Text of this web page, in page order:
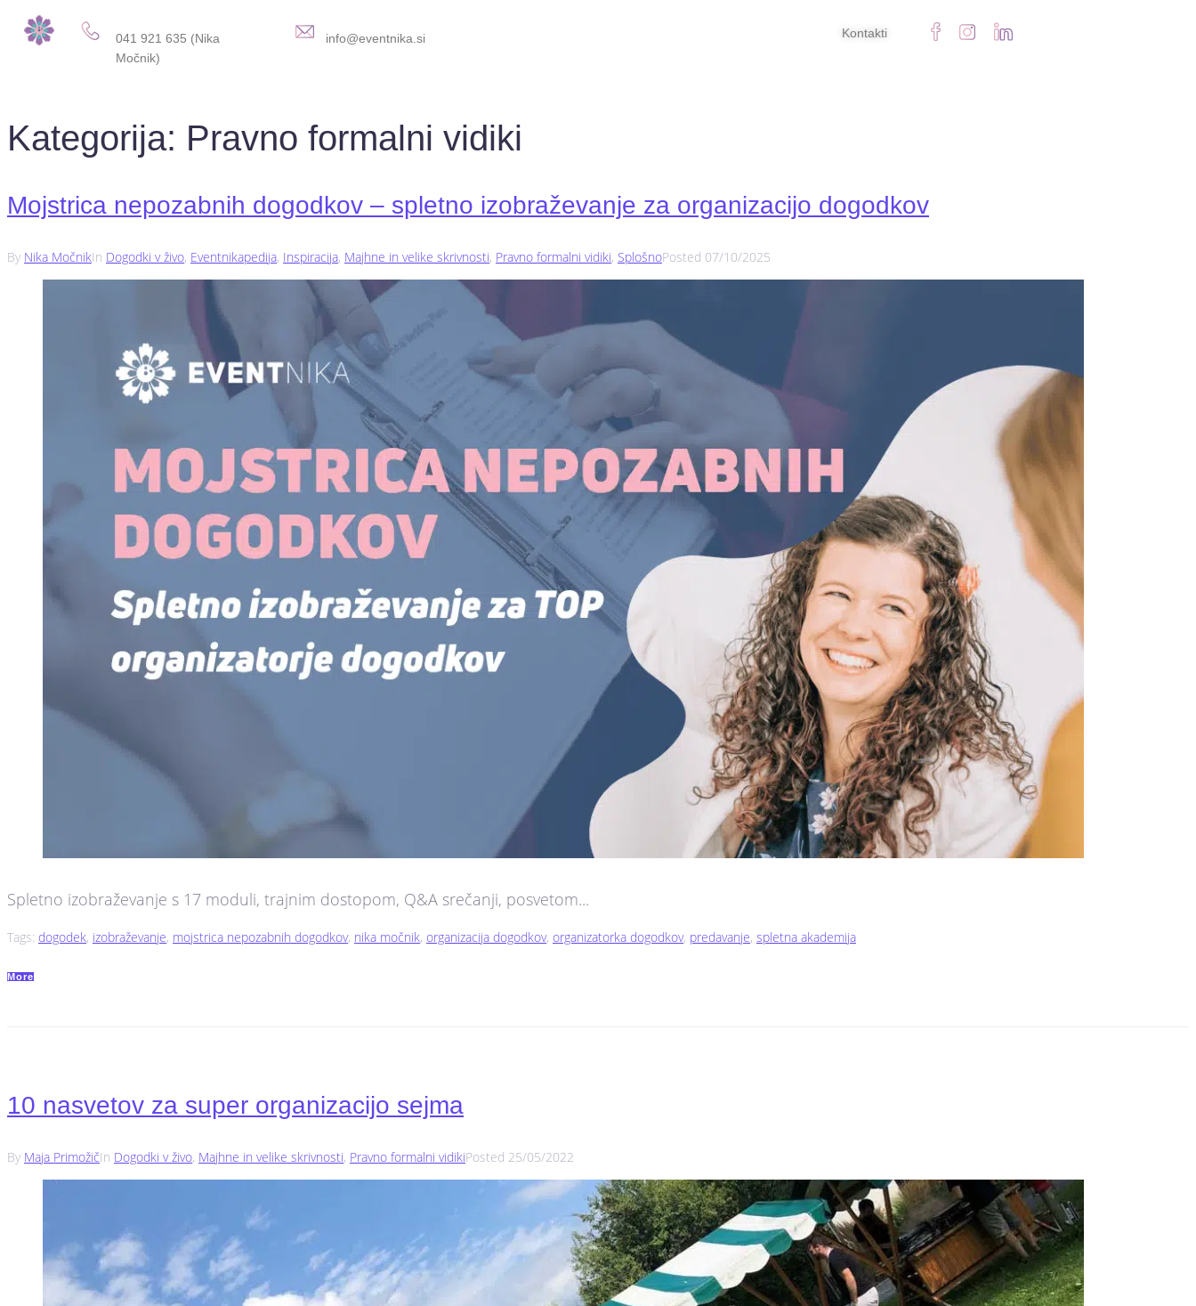
041 921 635 (Nika
Močnik)
info@eventnika.si Kontakti
Kategorija: Pravno formalni vidiki
Mojstrica nepozabnih dogodkov – spletno izobraževanje za organizacijo dogodkov
By Nika MočnikIn Dogodki v živo, Eventnikapedija, Inspiracija, Majhne in velike skrivnosti, Pravno formalni vidiki, SplošnoPosted 07/10/2025
Spletno izobraževanje s 17 moduli, trajnim dostopom, Q&A srečanji, posvetom...
Tags: dogodek, izobraževanje, mojstrica nepozabnih dogodkov, nika močnik, organizacija dogodkov, organizatorka dogodkov, predavanje, spletna akademija
More
10 nasvetov za super organizacijo sejma
By Maja PrimožičIn Dogodki v živo, Majhne in velike skrivnosti, Pravno formalni vidikiPosted 25/05/2022